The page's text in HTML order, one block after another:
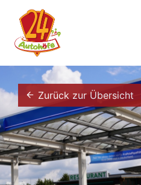
Zurück zur Übersicht